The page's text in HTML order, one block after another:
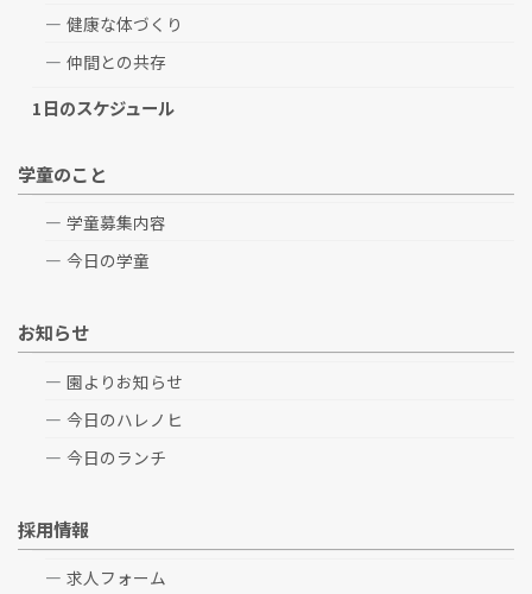
健康な体づくり
仲間との共存
1日のスケジュール
学童のこと
学童募集内容
今日の学童
お知らせ
園よりお知らせ
今日のハレノヒ
今日のランチ
採用情報
求人フォーム